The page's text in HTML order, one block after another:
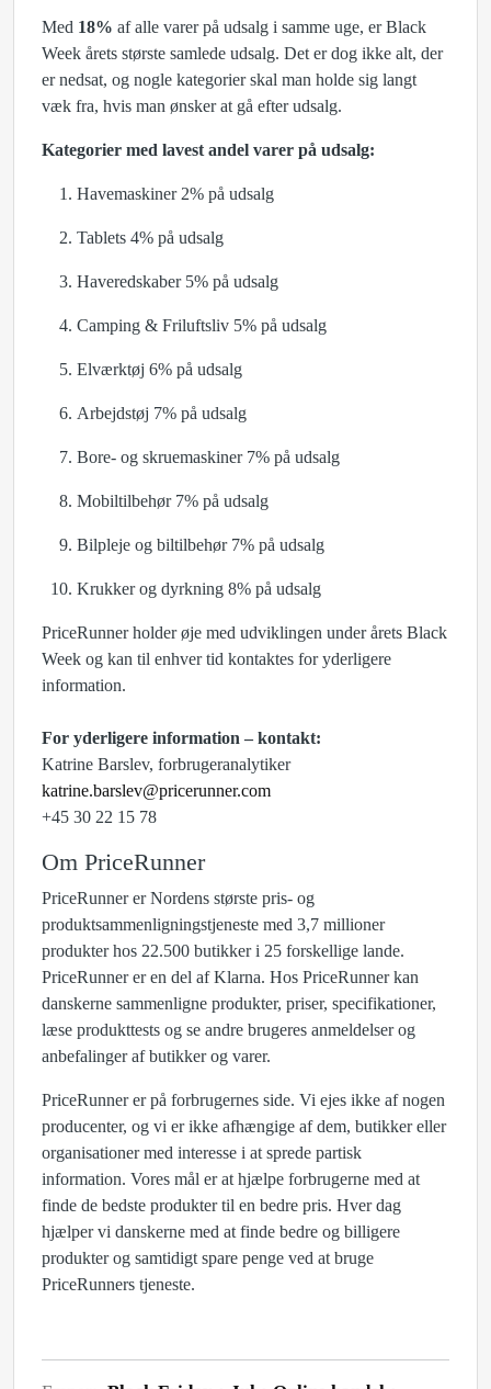
Med 18% af alle varer på udsalg i samme uge, er Black
Week årets største samlede udsalg. Det er dog ikke alt, der
er nedsat, og nogle kategorier skal man holde sig langt
væk fra, hvis man ønsker at gå efter udsalg.
Kategorier med lavest andel varer på udsalg:
Havemaskiner 2% på udsalg
Tablets 4% på udsalg
Haveredskaber 5% på udsalg
Camping & Friluftsliv 5% på udsalg
Elværktøj 6% på udsalg
Arbejdstøj 7% på udsalg
Bore- og skruemaskiner 7% på udsalg
Mobiltilbehør 7% på udsalg
Bilpleje og biltilbehør 7% på udsalg
Krukker og dyrkning 8% på udsalg
PriceRunner holder øje med udviklingen under årets Black
Week og kan til enhver tid kontaktes for yderligere
information.
For yderligere information – kontakt:
Katrine Barslev, forbrugeranalytiker
katrine.barslev@pricerunner.com
+45 30 22 15 78
Om PriceRunner
PriceRunner er Nordens største pris- og
produktsammenligningstjeneste med 3,7 millioner
produkter hos 22.500 butikker i 25 forskellige lande.
PriceRunner er en del af Klarna. Hos PriceRunner kan
danskerne sammenligne produkter, priser, specifikationer,
læse produkttests og se andre brugeres anmeldelser og
anbefalinger af butikker og varer.
PriceRunner er på forbrugernes side. Vi ejes ikke af nogen
producenter, og vi er ikke afhængige af dem, butikker eller
organisationer med interesse i at sprede partisk
information. Vores mål er at hjælpe forbrugerne med at
finde de bedste produkter til en bedre pris. Hver dag
hjælper vi danskerne med at finde bedre og billigere
produkter og samtidigt spare penge ved at bruge
PriceRunners tjeneste.